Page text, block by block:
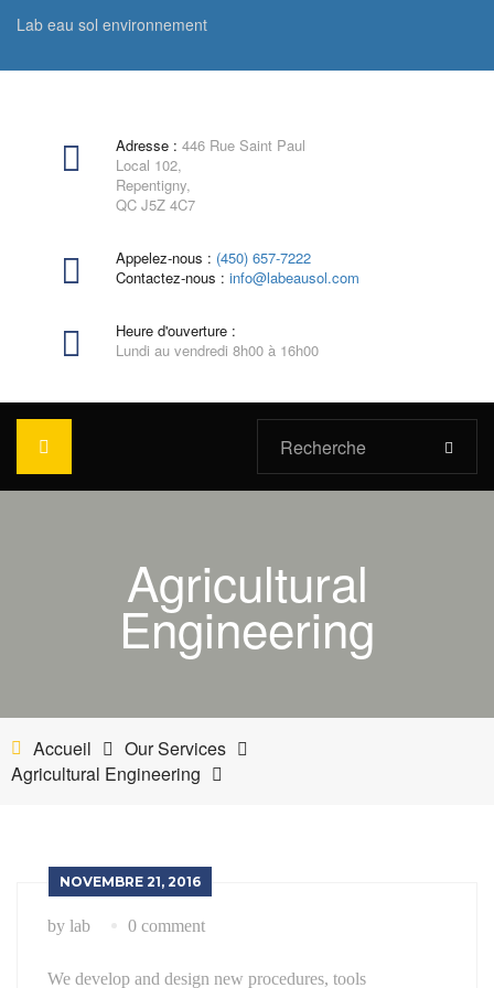
Lab eau sol environnement
Adresse : 446 Rue Saint Paul
Local 102,
Repentigny,
QC J5Z 4C7
Appelez-nous : (450) 657-7222
Contactez-nous : info@labeausol.com
Heure d'ouverture :
Lundi au vendredi 8h00 à 16h00
MON COMPTE
NETTOYANT INDUSTRIEL
Agricultural
Engineering
Accueil
Our Services
Agricultural Engineering
NOVEMBRE 21, 2016
by lab 0 comment
We develop and design new procedures, tools